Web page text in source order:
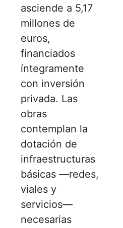
asciende a 5,17
millones de
euros,
financiados
íntegramente
con inversión
privada. Las
obras
contemplan la
dotación de
infraestructuras
básicas —redes,
viales y
servicios—
necesarias